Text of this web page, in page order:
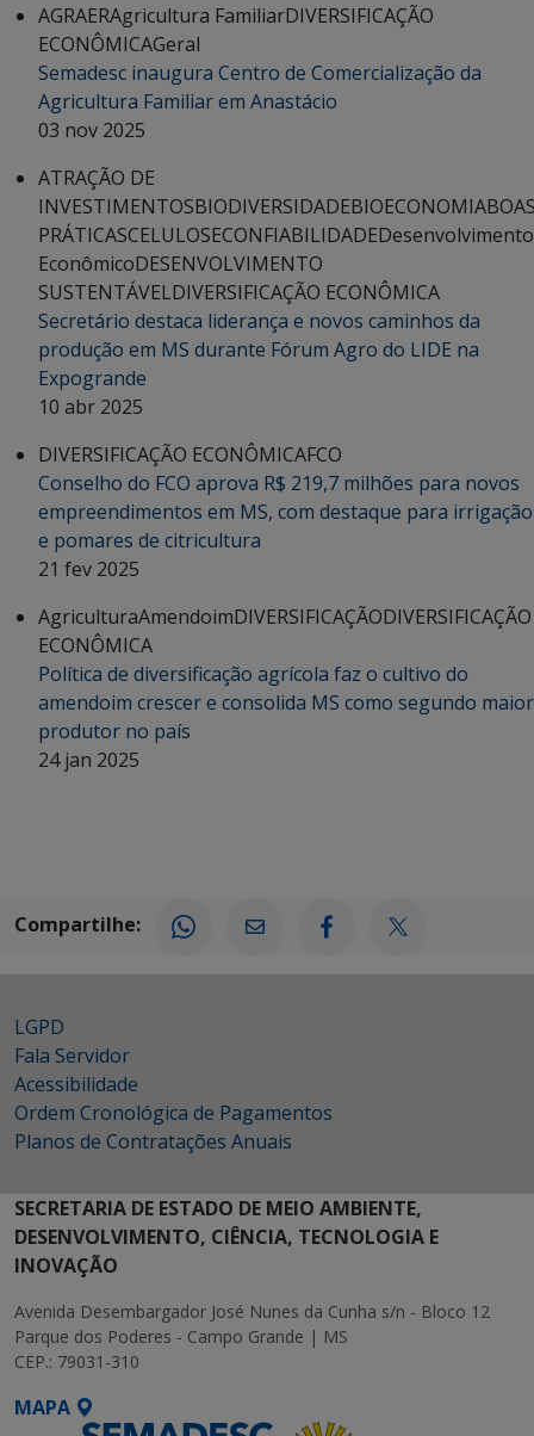
AGRAERAgricultura FamiliarDIVERSIFICAÇÃO
ECONÔMICAGeral
Semadesc inaugura Centro de Comercialização da
Agricultura Familiar em Anastácio
03 nov 2025
ATRAÇÃO DE
INVESTIMENTOSBIODIVERSIDADEBIOECONOMIA
PRÁTICASCELULOSECONFIABILIDADEDesenvolvimento
EconômicoDESENVOLVIMENTO
SUSTENTÁVELDIVERSIFICAÇÃO ECONÔMICA
Secretário destaca liderança e novos caminhos da
produção em MS durante Fórum Agro do LIDE na
Expogrande
10 abr 2025
DIVERSIFICAÇÃO ECONÔMICAFCO
Conselho do FCO aprova R$ 219,7 milhões para novos
empreendimentos em MS, com destaque para irrigação
e pomares de citricultura
21 fev 2025
AgriculturaAmendoimDIVERSIFICAÇÃODIVERSIFICAÇÃO
ECONÔMICA
Política de diversificação agrícola faz o cultivo do
amendoim crescer e consolida MS como segundo maior
produtor no país
24 jan 2025
Compartilhe:
LGPD
Fala Servidor
Acessibilidade
Ordem Cronológica de Pagamentos
Planos de Contratações Anuais
SECRETARIA DE ESTADO DE MEIO AMBIENTE,
DESENVOLVIMENTO, CIÊNCIA, TECNOLOGIA E
INOVAÇÃO
Avenida Desembargador José Nunes da Cunha s/n - Bloco 12
Parque dos Poderes - Campo Grande | MS
CEP.: 79031-310
MAPA